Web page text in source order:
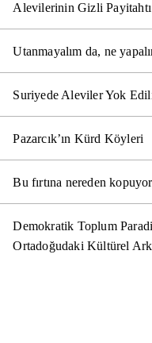
Alevilerinin Gizli
Utanmayalım da, ne
Suriyede Aleviler Yok
Pazarcık’ın Kürd Köyleri
Bu fırtına nereden
Demokratik Toplum
Ortadoğudaki Kültürel